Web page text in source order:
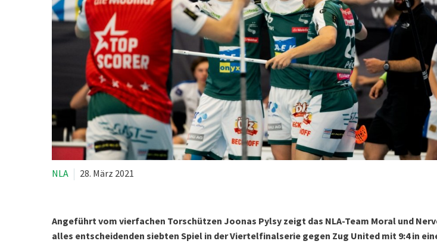
NLA 28. März 2021
Angeführt vom vierfachen Torschützen Joonas Pylsy zeigt das NLA-Team Moral und
alles entscheidenden siebten Spiel in der Viertelfinalserie gegen Zug United mit 9:4 in